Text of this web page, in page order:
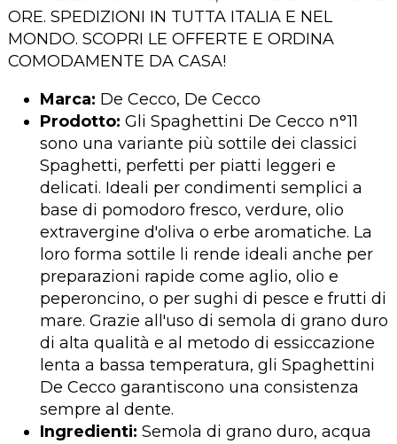
ORE. SPEDIZIONI IN TUTTA ITALIA E NEL
MONDO. SCOPRI LE OFFERTE E ORDINA
COMODAMENTE DA CASA!
Marca: De Cecco, De Cecco
Prodotto: Gli Spaghettini De Cecco n°11
sono una variante più sottile dei classici
Spaghetti, perfetti per piatti leggeri e
delicati. Ideali per condimenti semplici a
base di pomodoro fresco, verdure, olio
extravergine d'oliva o erbe aromatiche. La
loro forma sottile li rende ideali anche per
preparazioni rapide come aglio, olio e
peperoncino, o per sughi di pesce e frutti di
mare. Grazie all'uso di semola di grano duro
di alta qualità e al metodo di essiccazione
lenta a bassa temperatura, gli Spaghettini
De Cecco garantiscono una consistenza
sempre al dente.
Ingredienti: Semola di grano duro, acqua